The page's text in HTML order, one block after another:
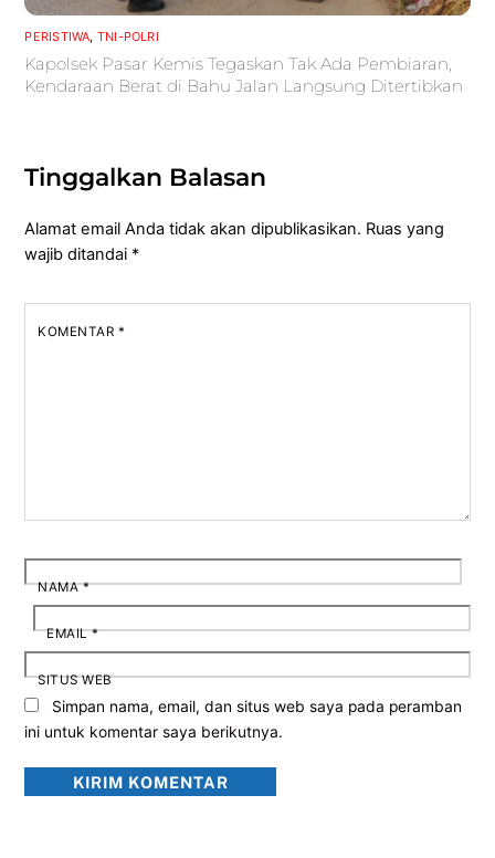
PERISTIWA, TNI-POLRI
Kapolsek Pasar Kemis Tegaskan Tak Ada Pembiaran,
Kendaraan Berat di Bahu Jalan Langsung Ditertibkan
Tinggalkan Balasan
Alamat email Anda tidak akan dipublikasikan. Ruas yang
wajib ditandai *
KOMENTAR *
NAMA*
EMAIL*
SITUS WEB
Simpan nama, email, dan situs web saya pada peramban
ini untuk komentar saya berikutnya.